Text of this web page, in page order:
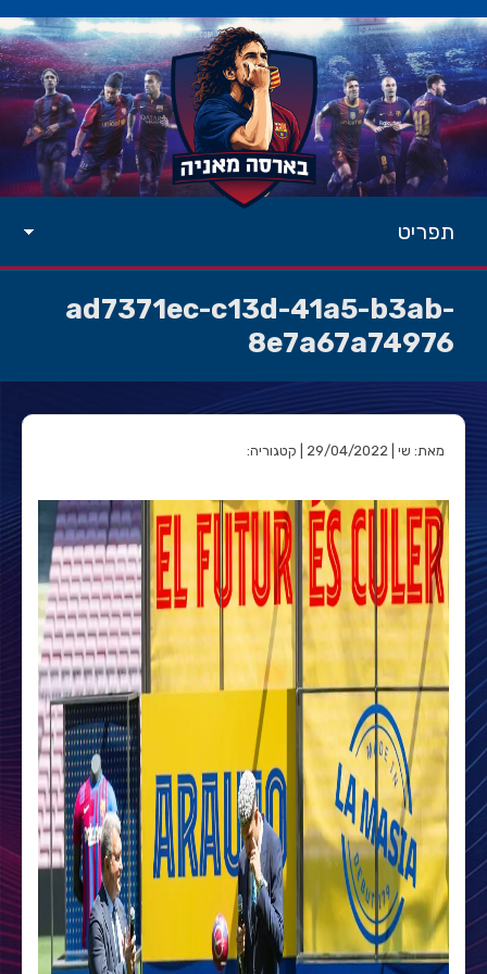
תפריט
ad7371ec-c13d-41a5-b3ab-
8e7a67a74976
מאת: שי | 29/04/2022 | קטגוריה: